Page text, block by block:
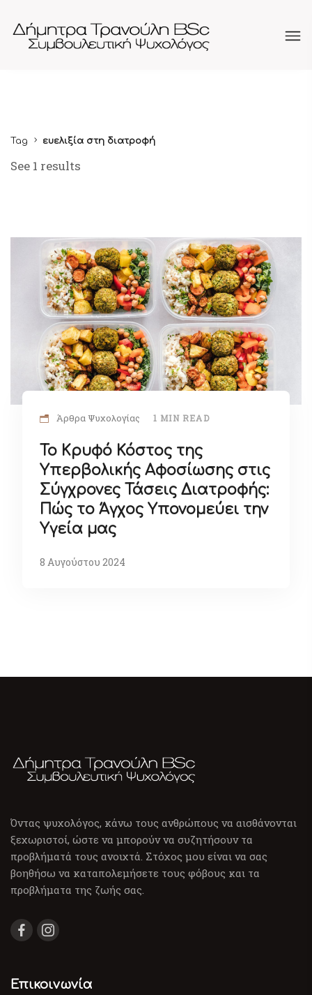
Tag ευελιξία στη διατροφή
See 1 results
Άρθρα Ψυχολογίας 1 MIN READ
Το Κρυφό Κόστος της
Υπερβολικής Αφοσίωσης στις
Σύγχρονες Τάσεις Διατροφής:
Πώς το Άγχος Υπονομεύει την
Υγεία μας
8 Αυγούστου 2024
Όντας ψυχολόγος, κάνω τους ανθρώπους να αισθάνονται
ξεχωριστοί, ώστε να μπορούν να συζητήσουν τα
προβλήματά τους ανοιχτά. Στόχος μου είναι να σας
βοηθήσω να καταπολεμήσετε τους φόβους και τα
προβλήματα της ζωής σας.
Επικοινωνία